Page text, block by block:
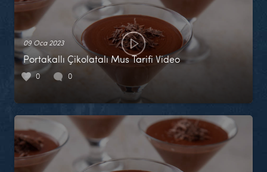
09 Oca 2023
Portakallı Çikolatalı Mus Tarifi Video
0 0